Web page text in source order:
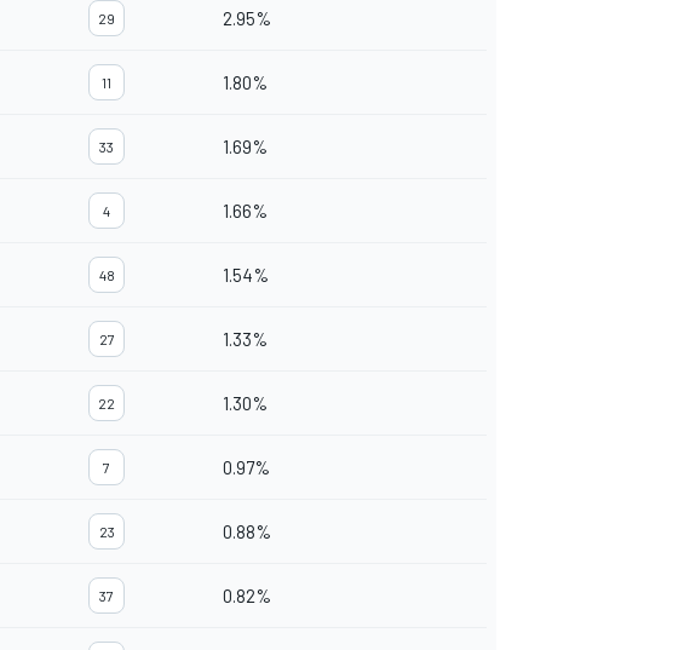
29 2.95%
11 1.80%
33 1.69%
4 1.66%
48 1.54%
27 1.33%
22 1.30%
7 0.97%
23 0.88%
37 0.82%